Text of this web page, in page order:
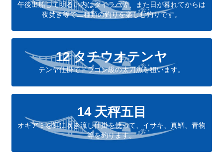
午後出船して明るい内はタイラバ等、また日が暮れてからは
夜焚き等で二種類の釣りを楽しむ釣りです。
12 タチウオテンヤ
テンヤ仕掛でドラゴン級の太刀魚を狙います。
14 天秤五目
オキアミを餌に吹き流し仕掛を使って、イサキ、真鯛、青物
等を釣ります。